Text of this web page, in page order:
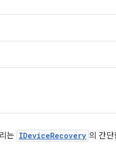
는 IDeviceRecovery 의 간단